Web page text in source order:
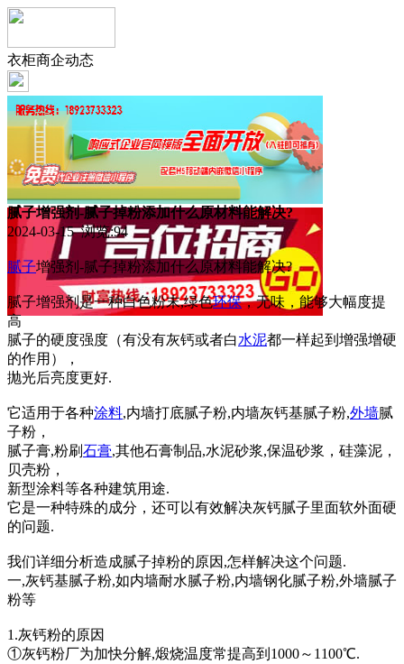
衣柜商企动态
腻子增强剂-腻子掉粉添加什么原材料能解决?
2024-03-15 浏览:94
腻子增强剂-腻子掉粉添加什么原材料能解决?
腻子增强剂是一种白色粉末,绿色环保，无味，能够大幅度提
高
腻子的硬度强度（有没有灰钙或者白水泥都一样起到增强增硬
的作用），
抛光后亮度更好.
它适用于各种涂料,内墙打底腻子粉,内墙灰钙基腻子粉,外墙腻
子粉，
腻子膏,粉刷石膏,其他石膏制品,水泥砂浆,保温砂浆，硅藻泥，
贝壳粉，
新型涂料等各种建筑用途.
它是一种特殊的成分，还可以有效解决灰钙腻子里面软外面硬
的问题.
我们详细分析造成腻子掉粉的原因,怎样解决这个问题.
一,灰钙基腻子粉,如内墙耐水腻子粉,内墙钢化腻子粉,外墙腻子
粉等
1.灰钙粉的原因
①灰钙粉厂为加快分解,煅烧温度常提高到1000～1100℃.